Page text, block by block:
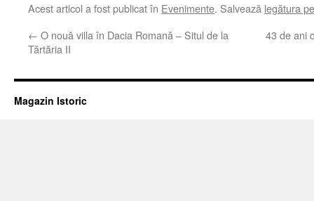
Acest articol a fost publicat în Evenimente. Salvează legătura
← O nouă villa în Dacia Romană – Situl de la
Tărtăria II
43 de ani
Magazin Istoric